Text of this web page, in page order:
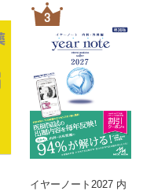
3
イヤーノート2027 内